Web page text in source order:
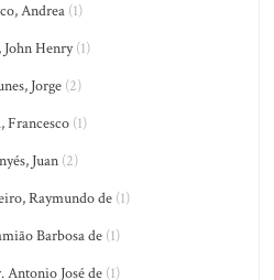
Andrea(1)
Henry(1)
Jorge(2)
Francesco (1)
Juan (2)
Raymundo de (1)
Barbosa de(1)
Antonio José de(1)